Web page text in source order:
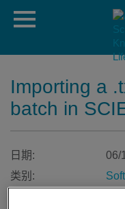
Importing a
batch in
日期:
06/
类别: